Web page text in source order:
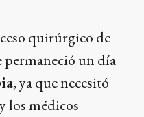
quirúrgico de
permaneció un día
, ya que necesitó
los médicos